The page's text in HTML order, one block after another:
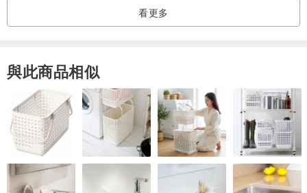
（需等待2-3分鐘，退冰至室溫，再打開包裝，避免表面出現白霜可可
看更多
與此商品相似